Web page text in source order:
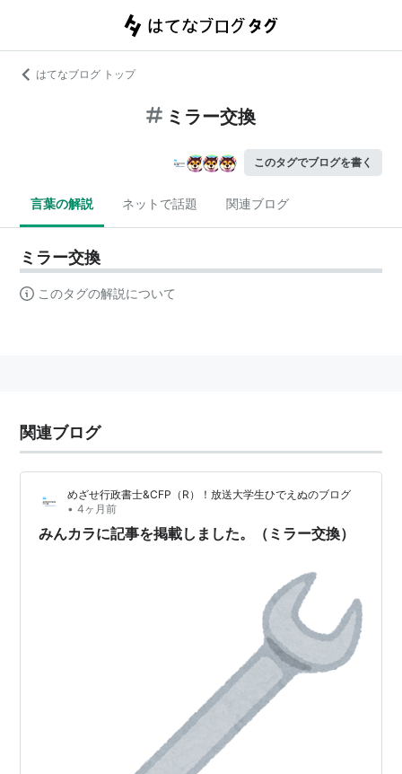
はてなブログ トップ
ミラー交換
このタグでブログを書く
言葉の解説 ネットで話題 関連ブログ
ミラー交換
このタグの解説について
関連ブログ
めざせ行政書士&CFP（R）！放送大学生ひでえぬのブログ
• 4ヶ月前
みんカラに記事を掲載しました。（ミラー交換）